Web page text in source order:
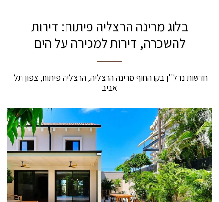
בלוג מרינה הרצליה פיתוח: דירות
להשכרה, דירות למכירה על הים
חדשות נדל''ן בקו החוף מרינה הרצליה, הרצליה פיתוח, צפון תל
אביב